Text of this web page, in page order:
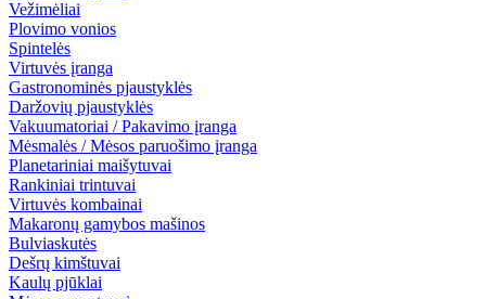
Vežimėliai
Plovimo vonios
Spintelės
Virtuvės įranga
Gastronominės pjaustyklės
Daržovių pjaustyklės
Vakuumatoriai / Pakavimo įranga
Mėsmalės / Mėsos paruošimo įranga
Planetariniai maišytuvai
Rankiniai trintuvai
Virtuvės kombainai
Makaronų gamybos mašinos
Bulviaskutės
Dešrų kimštuvai
Kaulų pjūklai